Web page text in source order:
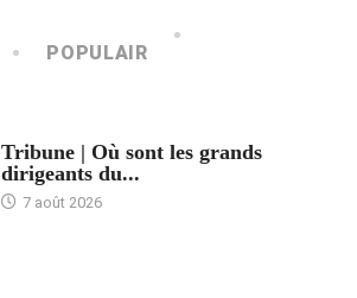
POPULAIR
Tribune | Où sont les grands
dirigeants du...
7 août 2026